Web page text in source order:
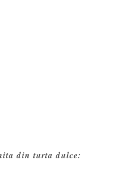
din turta dulce: